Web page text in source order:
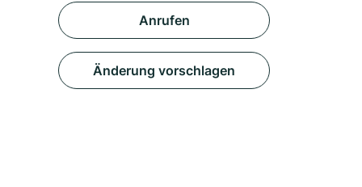
Anrufen
Änderung vorschlagen